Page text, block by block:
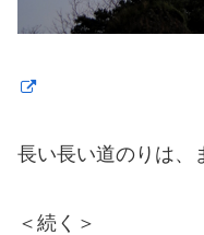
長い長い道のりは、
＜続く＞